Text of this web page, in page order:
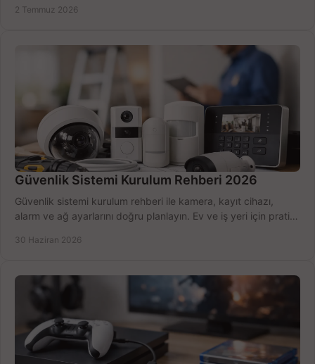
2 Temmuz 2026
Güvenlik Sistemi Kurulum Rehberi 2026
Güvenlik sistemi kurulum rehberi ile kamera, kayıt cihazı,
alarm ve ağ ayarlarını doğru planlayın. Ev ve iş yeri için pratik
30 Haziran 2026